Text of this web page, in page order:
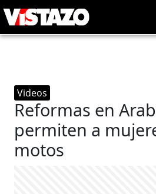
Videos
Reformas en
permiten a
motos